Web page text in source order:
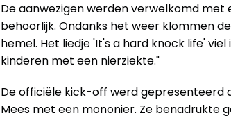
De aanwezigen werden verwelkomd
behoorlijk. Ondanks het weer klommen
hemel. Het liedje 'It's a hard knock life'
kinderen met een nierziekte."
De officiële kick-off werd gepresenteerd
Mees met een mononier. Ze benadrukte